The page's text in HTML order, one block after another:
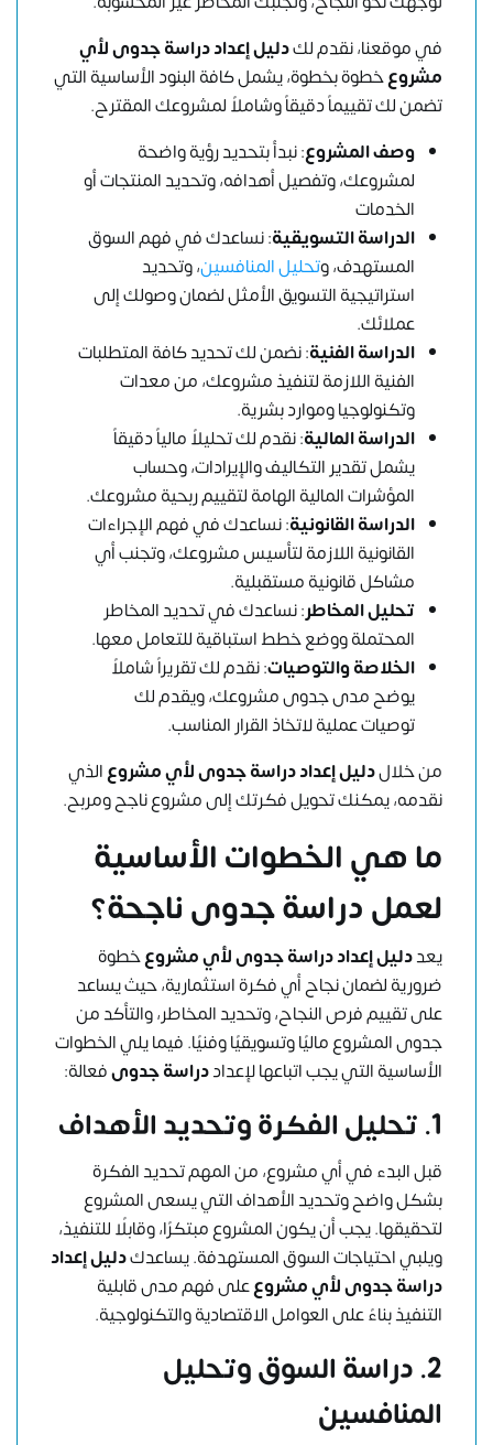
في موقعنا، نقدم لكدليل إعداد دراسة جدوى لأي
مشروعخطوة بخطوة، يشمل كافة البنود الأساسية التي
تضمن لك تقييماً دقيقاً وشاملاً لمشروعك المقترح.
وصف المشروع: نبدأ بتحديد رؤية واضحة
لمشروعك، وتفصيل أهدافه، وتحديد المنتجات أو
الخدمات
الدراسة التسويقية: نساعدك في فهم السوق
المستهدف، وتحليل المنافسين، وتحديد
استراتيجية التسويق الأمثل لضمان وصولك إلى
عملائك.
الدراسة الفنية: نضمن لك تحديد كافة المتطلبات
الفنية اللازمة لتنفيذ مشروعك، من معدات
وتكنولوجيا وموارد بشرية.
الدراسة المالية: نقدم لك تحليلاً مالياً دقيقاً
يشمل تقدير التكاليف والإيرادات، وحساب
المؤشرات المالية الهامة لتقييم ربحية مشروعك.
الدراسة القانونية: نساعدك في فهم الإجراءات
القانونية اللازمة لتأسيس مشروعك، وتجنب أي
مشاكل قانونية مستقبلية.
تحليل المخاطر: نساعدك في تحديد المخاطر
المحتملة ووضع خطط استباقية للتعامل معها.
الخلاصة والتوصيات: نقدم لك تقريراً شاملاً
يوضح مدى جدوى مشروعك، ويقدم لك
توصيات عملية لاتخاذ القرار المناسب.
من خلالدليل إعداد دراسة جدوى لأي مشروعالذي
نقدمه، يمكنك تحويل فكرتك إلى مشروع ناجح ومربح.
ما هي الخطوات الأساسية
لعمل دراسة جدوى ناجحة؟
يعددليل إعداد دراسة جدوى لأي مشروعخطوة
ضرورية لضمان نجاح أي فكرة استثمارية، حيث يساعد
على تقييم فرص النجاح، وتحديد المخاطر، والتأكد من
جدوى المشروع ماليًا وتسويقيًا وفنيًا. فيما يلي الخطوات
الأساسية التي يجب اتباعها لإعداددراسة جدوىفعالة:
1. تحليل الفكرة وتحديد الأهداف
قبل البدء في أي مشروع، من المهم تحديد الفكرة
بشكل واضح وتحديد الأهداف التي يسعى المشروع
لتحقيقها. يجب أن يكون المشروع مبتكرًا، وقابلًا للتنفيذ،
ويلبي احتياجات السوق المستهدفة. يساعدكدليل إعداد
دراسة جدوى لأي مشروععلى فهم مدى قابلية
التنفيذ بناءً على العوامل الاقتصادية والتكنولوجية.
2. دراسة السوق وتحليل
المنافسين